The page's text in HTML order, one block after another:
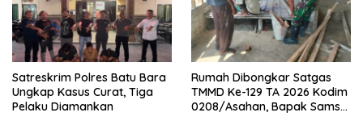
Satreskrim Polres Batu Bara
Ungkap Kasus Curat, Tiga
Pelaku Diamankan
Rumah Dibongkar Satgas
TMMD Ke-129 TA 2026 Kodim
0208/Asahan, Bapak Samsul